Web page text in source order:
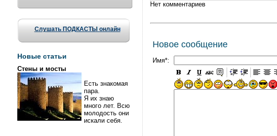
Слушать ПОДКАСТЫ онлайн
Новые статьи
Стены и мосты
Есть знакомая
пара.
Я их знаю
много лет. Всю
молодость они
искали себя.
Нет комментариев
Новое сообщение
Имя*: